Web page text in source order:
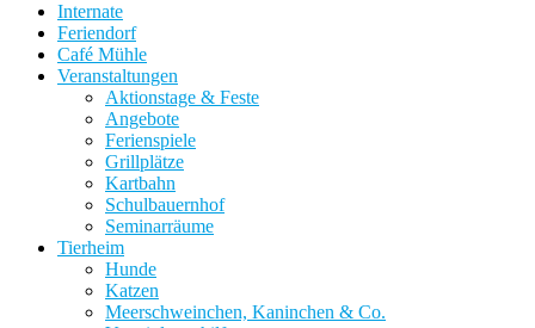
Internate
Feriendorf
Café Mühle
Veranstaltungen
Aktionstage & Feste
Angebote
Ferienspiele
Grillplätze
Kartbahn
Schulbauernhof
Seminarräume
Tierheim
Hunde
Katzen
Meerschweinchen, Kaninchen & Co.